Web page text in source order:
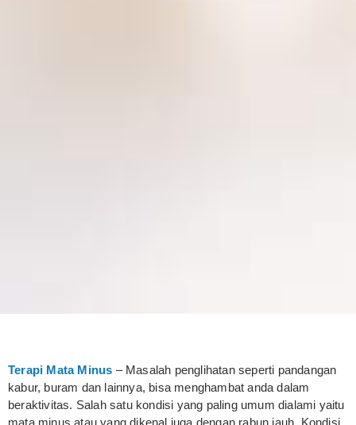
Terapi Mata Minus – Masalah penglihatan seperti pandangan
kabur, buram dan lainnya, bisa menghambat anda dalam
beraktivitas. Salah satu kondisi yang paling umum dialami yaitu
mata minus atau yang dikenal juga dengan rabun jauh. Kondisi